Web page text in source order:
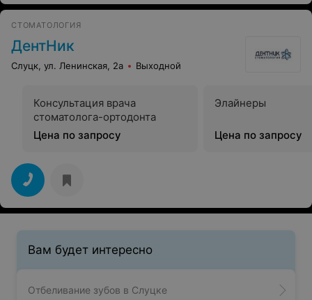
СТОМАТОЛОГИЯ
ДентНик
Слуцк, ул. Ленинская, 2а Выходной
Консультация врача
стоматолога-ортодонта
Цена по запросу
Элайнеры
Цена по запросу
Вам будет интересно
Отбеливание зубов в Слуцке